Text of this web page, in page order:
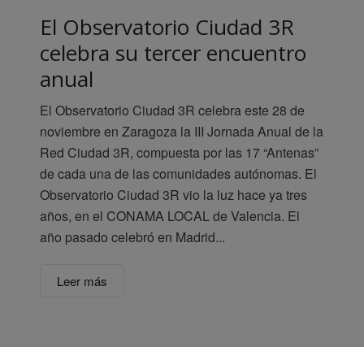
El Observatorio Ciudad 3R
celebra su tercer encuentro
anual
El Observatorio Ciudad 3R celebra este 28 de
noviembre en Zaragoza la III Jornada Anual de la
Red Ciudad 3R, compuesta por las 17 “Antenas”
de cada una de las comunidades autónomas. El
Observatorio Ciudad 3R vio la luz hace ya tres
años, en el CONAMA LOCAL de Valencia. El
año pasado celebró en Madrid...
Leer más